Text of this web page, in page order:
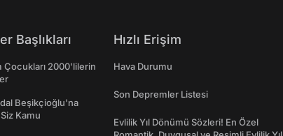
Başlıkları
Çocukları 2000'lilerin
Beşikçioğlu'na
Kamu
Hızlı Erişim
Hava Durumu
Son Depremler Listesi
Evlilik Yıl Dönümü Sözleri! En Özel